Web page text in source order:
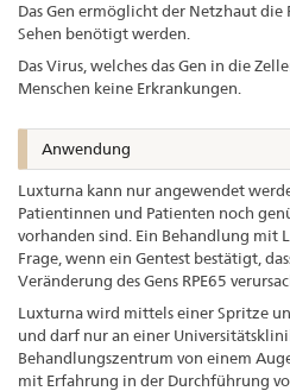
Das Gen ermöglicht der Netzhaut
Sehen benötigt werden.
Das Virus, welches das Gen in die
Menschen keine Erkrankungen.
Anwendung
Luxturna kann nur angewendet
Patientinnen und Patienten noch
vorhanden sind. Ein Behandlung mit
Frage, wenn ein Gentest bestätigt,
Veränderung des Gens RPE65
Luxturna wird mittels einer Spritze
und darf nur an einer
Behandlungszentrum von einem
mit Erfahrung in der Durchführung